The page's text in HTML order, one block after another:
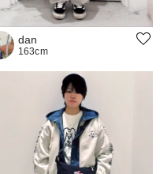
dan
163cm